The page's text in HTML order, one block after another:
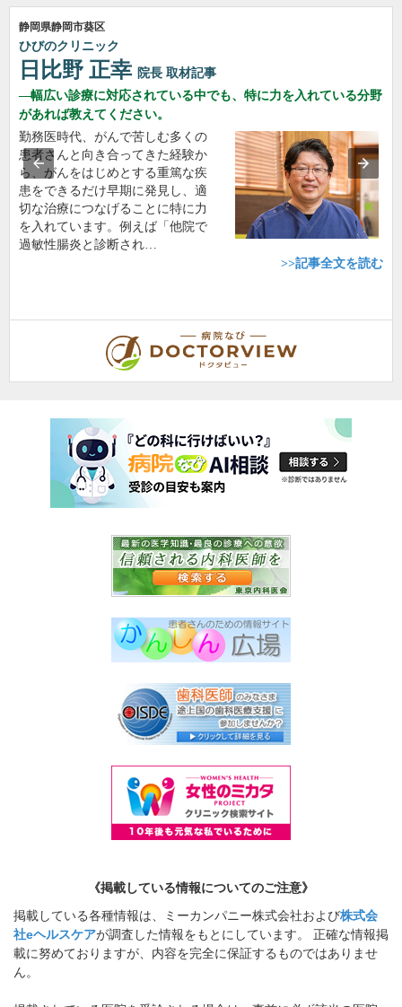
静岡県静岡市葵区
ひびのクリニック
日比野 正幸 院長 取材記事
幅広い診療に対応されている中でも、特に力を入れている分野
があれば教えてください。
勤務医時代、がんで苦しむ多くの
患者さんと向き合ってきた経験か
ら、がんをはじめとする重篤な疾
患をできるだけ早期に発見し、適
切な治療につなげることに特に力
を入れています。例えば「他院で
過敏性腸炎と診断され…
>>記事全文を読む
《掲載している情報についてのご注意》
掲載している各種情報は、ミーカンパニー株式会社および株式会
社eヘルスケアが調査した情報をもとにしています。 正確な情報掲
載に努めておりますが、内容を完全に保証するものではありませ
ん。